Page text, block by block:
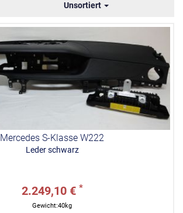
Unsortiert
Mercedes S-Klasse W222
Leder schwarz
2.249,10 € *
Gewicht:40kg